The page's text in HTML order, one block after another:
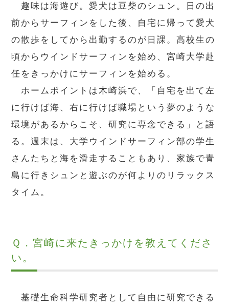
趣味は海遊び。愛犬は豆柴のシュン。日の出
前からサーフィンをした後、自宅に帰って愛犬
の散歩をしてから出勤するのが日課。高校生の
頃からウインドサーフィンを始め、宮崎大学赴
任をきっかけにサーフィンを始める。
ホームポイントは木崎浜で、「自宅を出て左
に行けば海、右に行けば職場という夢のような
環境があるからこそ、研究に専念できる」と語
る。週末は、大学ウインドサーフィン部の学生
さんたちと海を滑走することもあり、家族で青
島に行きシュンと遊ぶのが何よりのリラックス
タイム。
Ｑ．宮崎に来たきっかけを教えてくださ
い。
基礎生命科学研究者として自由に研究できる